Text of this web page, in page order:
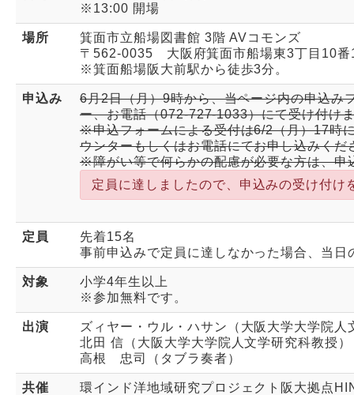
※13:00 開場
場所
箕面市立船場図書館 3階 AVコモンズ
〒562-0035 大阪府箕面市船場東3丁目10
※箕面船場阪大前駅から徒歩3分。
申込み 6月2日（月）9時から、当ページ内の申込み
ー、お電話（072-727-1033）にて受け付け
※申込フォームによる受付は6/2（月）17時
ウンターもしくはお電話にてお申し込みくだ
※障がい等で何らかの配慮が必要な方は、申
定員に達しましたので、申込みの受け付け
定員
先着15名
事前申込みで定員に達しなかった場合、当日
対象
小学4年生以上
※参加無料です。
出演
ズィヤー・ウル・ハサン（大阪大学大学院人
北田 信（大阪大学大学院人文学研究科教授）
高根 忠司（タブラ奏者）
共催
環インド洋地域研究プロジェクト阪大拠点